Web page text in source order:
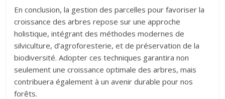
En conclusion, la gestion des parcelles pour favoriser la
croissance des arbres repose sur une approche
holistique, intégrant des méthodes modernes de
silviculture, d’agroforesterie, et de préservation de la
biodiversité. Adopter ces techniques garantira non
seulement une croissance optimale des arbres, mais
contribuera également à un avenir durable pour nos
forêts.